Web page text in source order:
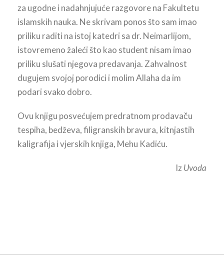
za ugodne i nadahnjujuće razgovore na Fakultetu
islamskih nauka. Ne skrivam ponos što sam imao
priliku raditi na istoj katedri sa dr. Neimarlijom,
istovremeno žaleći što kao student nisam imao
priliku slušati njegova predavanja. Zahvalnost
dugujem svojoj porodici i molim Allaha da im
podari svako dobro.
Ovu knjigu posvećujem predratnom prodavaču
tespiha, bedževa, filigranskih bravura, kitnjastih
kaligrafija i vjerskih knjiga, Mehu Kadiću.
Iz Uvoda